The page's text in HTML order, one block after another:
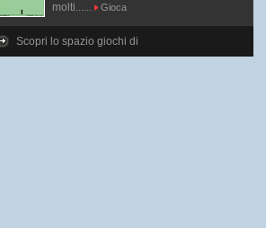
molti......
Gioca
Scopri lo spazio giochi di